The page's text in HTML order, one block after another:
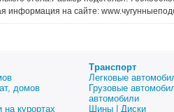
информация на сайте:
домов
курортах
Транспорт
Легковые
Грузовые
автомобили
Шины | Диски